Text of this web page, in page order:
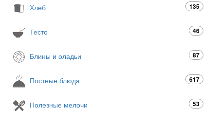
Хлеб 135
Тесто 46
Блины и оладьи 87
Постные блюда 617
Полезные мелочи 53